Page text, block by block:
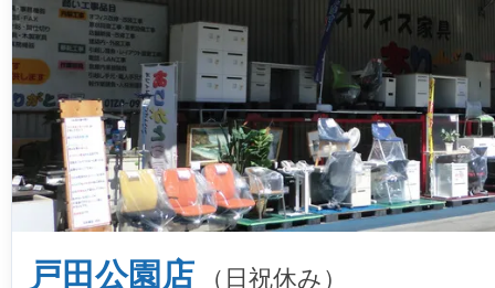
戸田公園店 （日祝休み）